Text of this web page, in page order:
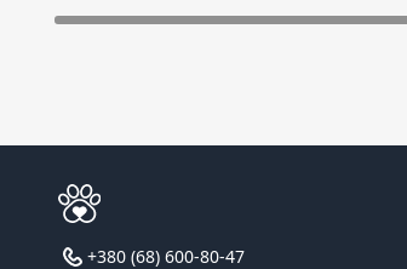
+380 (68) 600-80-47